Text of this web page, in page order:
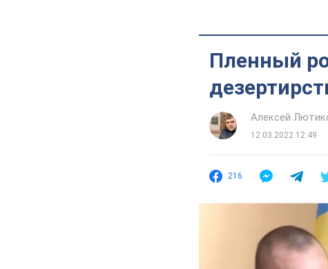
Пленный
Алексей
12.03.2022 12:49
216